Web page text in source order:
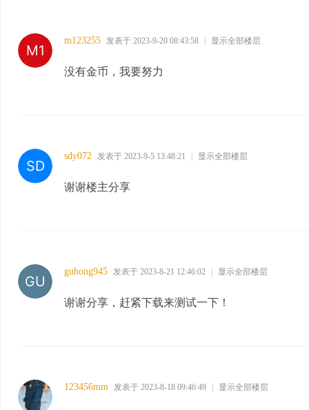
m123255 发表于 2023-9-20 08:43:58 显示全部楼层
没有金币，我要努力
sdy072 发表于 2023-9-5 13:48:21 显示全部楼层
谢谢楼主分享
guhong945 发表于 2023-8-21 12:46:02 显示全部楼层
谢谢分享，赶紧下载来测试一下！
123456mm 发表于 2023-8-18 09:46:49 显示全部楼层